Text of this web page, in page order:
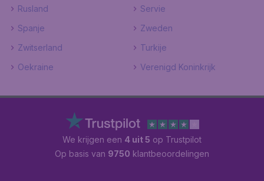
Rusland
Servie
Spanje
Zweden
Zwitserland
Turkije
Oekraine
Verenigd Koninkrijk
We krijgen een 4 uit 5 op Trustpilot
Op basis van 9750 klantbeoordelingen